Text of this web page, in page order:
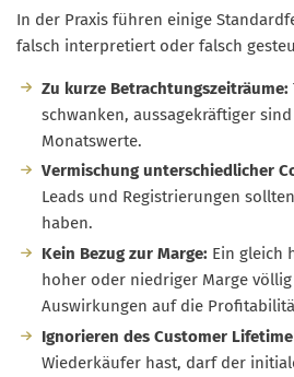
In der Praxis führen einige
falsch interpretiert oder falsch
Zu kurze Betrachtungszeiträume:
schwanken, aussagekräftiger
Monatswerte.
Vermischung unterschiedlicher
Leads und Registrierungen
haben.
Kein Bezug zur Marge: Ein gleich
hoher oder niedriger Marge
Auswirkungen auf die
Ignorieren des Customer Lifetime
Wiederkäufer hast, darf der